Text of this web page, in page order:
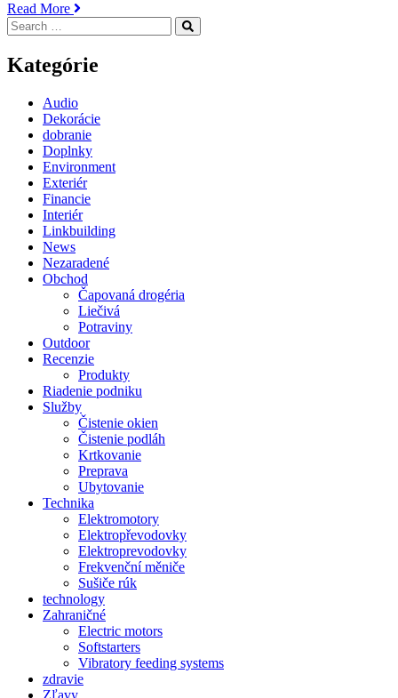
Read More
ktoré
vám
poskytnú
rúk“
Search
for:
Search
Kategórie
Audio
Dekorácie
dobranie
Doplnky
Environment
Exteriér
Financie
Interiér
Linkbuilding
News
Nezaradené
Obchod
Čapovaná drogéria
Liečivá
Potraviny
Outdoor
Recenzie
Produkty
Riadenie podniku
Služby
Čistenie okien
Čistenie podláh
Krtkovanie
Preprava
Ubytovanie
Technika
Elektromotory
Elektropřevodovky
Elektroprevodovky
Frekvenční měniče
Sušiče rúk
technology
Zahraničné
Electric motors
Softstarters
Vibratory feeding systems
zdravie